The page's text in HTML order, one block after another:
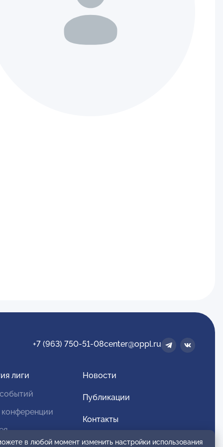
+7 (963) 750-51-08center@oppl.ru
лиги
Новости
Публикации
Контакты
Для спонсоров и партнеров
в любой момент изменить настройки использования